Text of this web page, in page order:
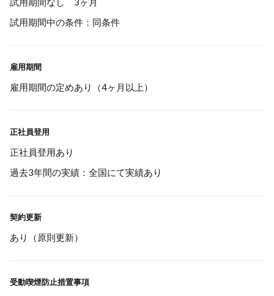
試用期間中の条件：同条件
雇用期間
雇用期間の定めあり（4ヶ月以上）
正社員登用
正社員登用あり
過去3年間の実績：全国にて実績あり
契約更新
あり（原則更新）
受動喫煙防止措置事項